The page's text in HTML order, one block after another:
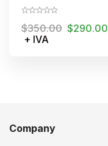
C/100 piezas
$350.00 $290.00
+ IVA
Company